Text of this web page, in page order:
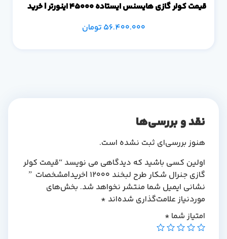
قیمت کولر گازی هایسنس ایستاده 45000 اینورتر | خرید
56.400.000تومان
نقد و بررسی‌ها
هنوز بررسی‌ای ثبت نشده است.
اولین کسی باشید که دیدگاهی می نویسد “قیمت کولر
گازی جنرال شکار طرح لبخند 12000 |خرید|مشخصات ”
نشانی ایمیل شما منتشر نخواهد شد. بخش‌های
موردنیاز علامت‌گذاری شده‌اند*
امتیاز شما*